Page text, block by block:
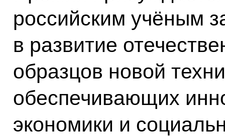
российским учёным
в развитие
образцов новой
обеспечивающих
экономики и